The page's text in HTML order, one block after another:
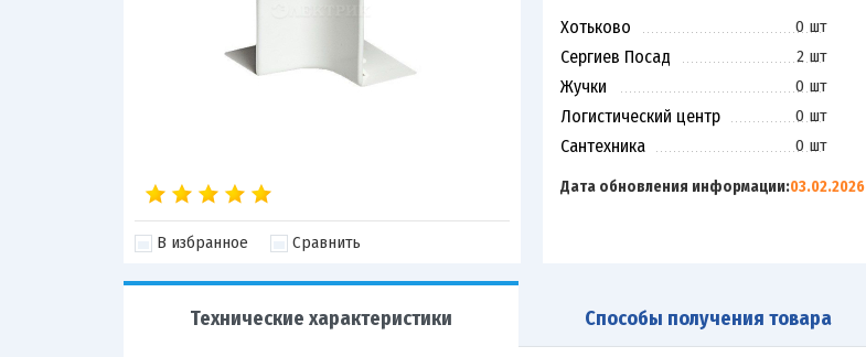
В избранное Сравнить
Хотьково 0 шт
Сергиев Посад 2 шт
Жучки 0 шт
Логистический центр 0 шт
Сантехника 0 шт
Дата обновления информации:03.02.2026
Технические характеристики Способы получения товара